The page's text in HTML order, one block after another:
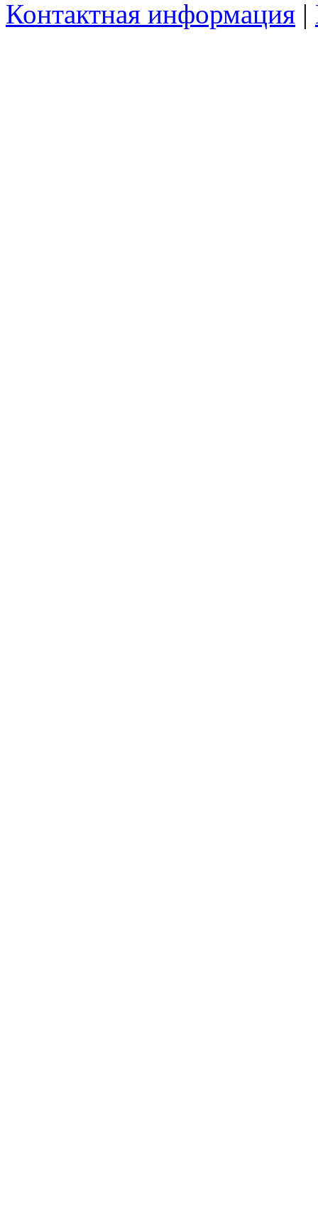
Контактная информация |